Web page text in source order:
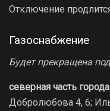
Отключение
Газоснабжение
Будет прекращена
северная часть города
Добролюбова 4, 6;